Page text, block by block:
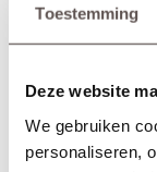
Toestemming
Deze website
We gebruiken
personaliseren,
Extra
aangebracht. De
gemeten vanaf de
draairichting
van
overzicht.